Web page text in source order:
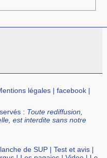
légales |facebook |
: Toute rediffusion,
est interdite sans notre
de SUP |Test et avis |